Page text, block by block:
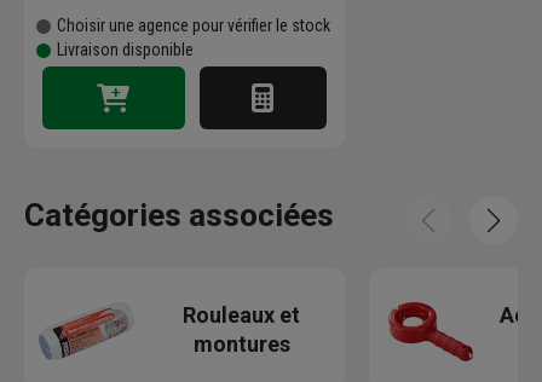
Choisir une agence pour vérifier le stock
Livraison disponible
Catégories associées
Rouleaux et
montures